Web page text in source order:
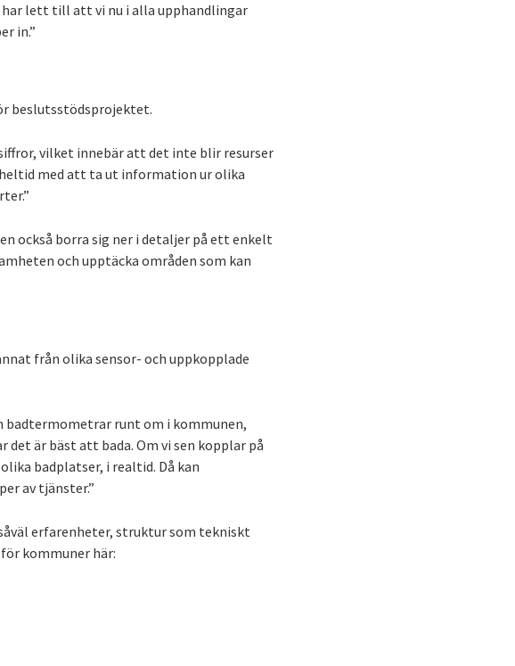
lett till att vi nu i alla upphandlingar
in.”
beslutsstödsprojektet.
vilket innebär att det inte blir resurser
heltid med att ta ut information ur olika
också borra sig ner i detaljer på ett enkelt
och upptäcka områden som kan
från olika sensor- och uppkopplade
badtermometrar runt om i kommunen,
det är bäst att bada. Om vi sen kopplar på
badplatser, i realtid. Då kan
av tjänster.”
erfarenheter, struktur som tekniskt
kommuner här: